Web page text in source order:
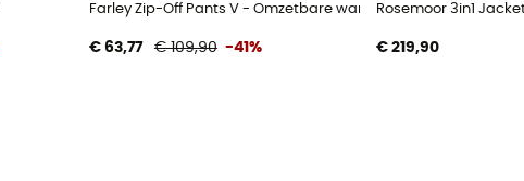
Farley Zip-Off Pants V - Omzetbare wandelbroek - Heren
€ 63,77 € 109,90 -41%
Rosemoor 3in1
€ 219,90